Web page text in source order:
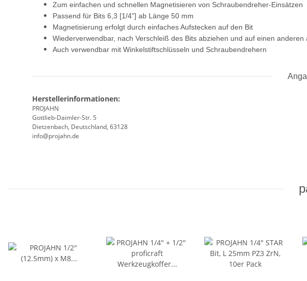
Zum einfachen und schnellen Magnetisieren von Schraubendreher-Einsätzen
Passend für Bits 6,3 [1/4"] ab Länge 50 mm
Magnetisierung erfolgt durch einfaches Aufstecken auf den Bit
Wiederverwendbar, nach Verschleiß des Bits abziehen und auf einen anderen
Auch verwendbar mit Winkelstiftschlüsseln und Schraubendrehern
Herstellerinformationen:
PROJAHN
Gottlieb-Daimler-Str. 5
Dietzenbach, Deutschland, 63128
info@projahn.de